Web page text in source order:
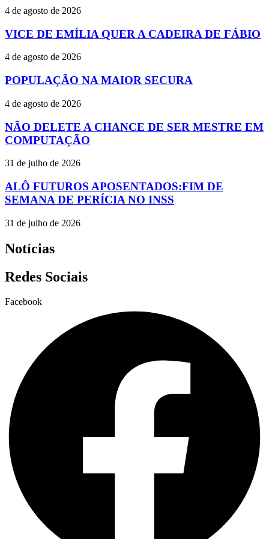
4 de agosto de 2026
VICE DE EMÍLIA QUER A CADEIRA DE FÁBIO
4 de agosto de 2026
POPULAÇÃO NA MAIOR SECURA
4 de agosto de 2026
NÃO DELETE A CHANCE DE SER MESTRE EM
COMPUTAÇÃO
31 de julho de 2026
ALÔ FUTUROS APOSENTADOS:FIM DE
SEMANA DE PERÍCIA NO INSS
31 de julho de 2026
Notícias
Redes Sociais
Facebook